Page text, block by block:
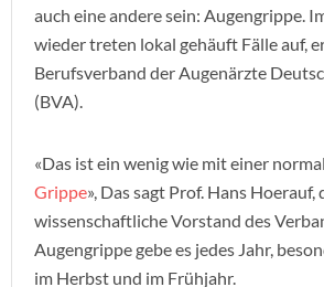
auch eine andere sein: Augengrippe.
wieder treten lokal gehäuft Fälle auf,
Berufsverband der Augenärzte
(BVA).
«Das ist ein wenig wie mit einer
Grippe», Das sagt Prof. Hans Hoerauf,
wissenschaftliche Vorstand des
Augengrippe gebe es jedes Jahr,
im Herbst und im Frühjahr.